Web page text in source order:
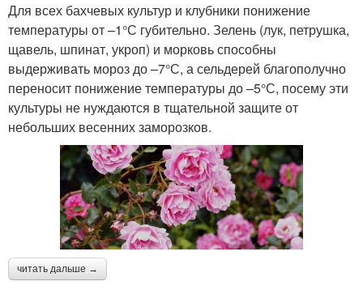
Для всех бахчевых культур и клубники понижение
температуры от –1°С губительно. Зелень (лук, петрушка,
щавель, шпинат, укроп) и морковь способны
выдерживать мороз до –7°С, а сельдерей благополучно
переносит понижение температуры до –5°С, посему эти
культуры не нуждаются в тщательной защите от
небольших весенних заморозков.
читать дальше →